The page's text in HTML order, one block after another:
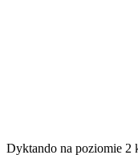
Dyktando na poziomie 2